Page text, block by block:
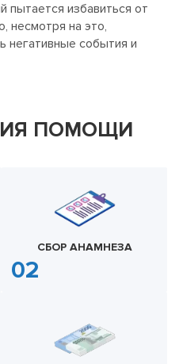
пытается избавиться от
несмотря на это,
негативные события и
ПОМОЩИ
СБОР АНАМНЕЗА